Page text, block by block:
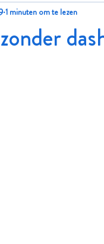
1 minuten om te lezen